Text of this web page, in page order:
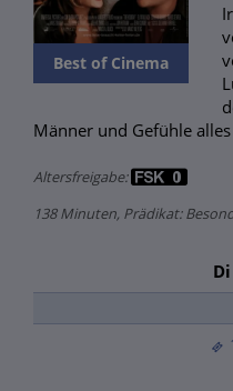
Best of Cinema
Männer und Gefühle
Altersfreigabe:
138 Minuten, Prädikat: